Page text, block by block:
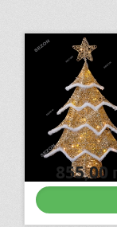
855,00